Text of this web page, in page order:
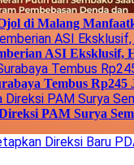
di Malang
ASI Eksklusif,
Tembus
PAM Surya